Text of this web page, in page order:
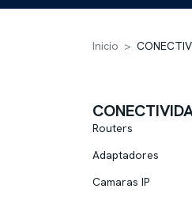
Inicio >
Routers
Adaptadores
Camaras IP